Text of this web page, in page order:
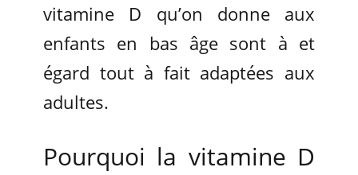
vitamine D qu’on donne aux
enfants en bas âge sont à et
égard tout à fait adaptées aux
adultes.
Pourquoi la vitamine D